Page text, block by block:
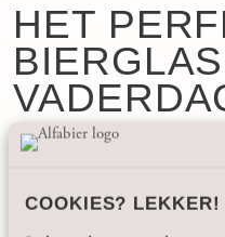
COOKIES? LEKKER!
HET
Op zoek naar een
elke vader in het